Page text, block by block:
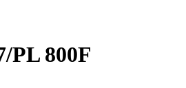
PL 800F